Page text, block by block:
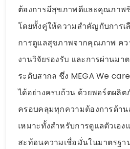
ต้องการมีสุขภาพดีและคุณภาพ
โดยทั้งคู่ให้ความสำคัญกับการ
การดูแลสุขภาพจากคุณภาพ ค
งานวิจัยรองรับ และการผ่านมา
ระดับสากล ซึ่ง MEGA We
ได้อย่างครบถ้วน ด้วยพอร์ตผลิ
ครอบคลุมทุกความต้องการด้า
เหมาะทั้งสำหรับการดูแลตัวเอ
สะท้อนความเชื่อมั่นในมาตรฐ